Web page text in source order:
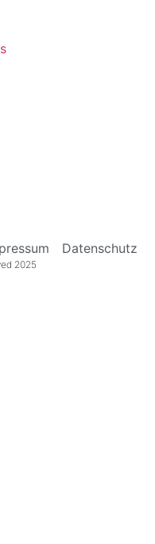
Datenschutz
2025